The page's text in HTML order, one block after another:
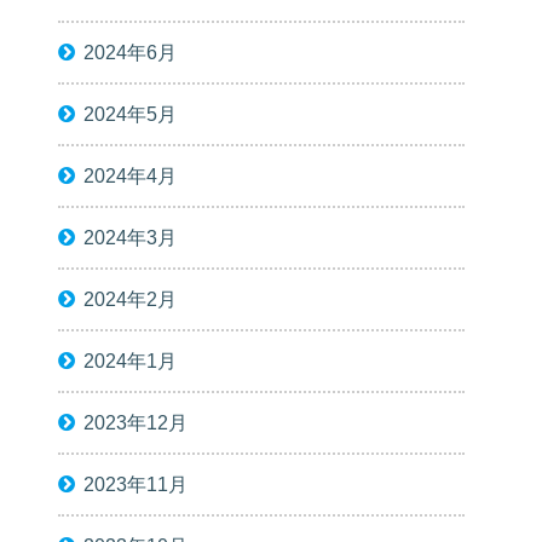
2024年6月
2024年5月
2024年4月
2024年3月
2024年2月
2024年1月
2023年12月
2023年11月